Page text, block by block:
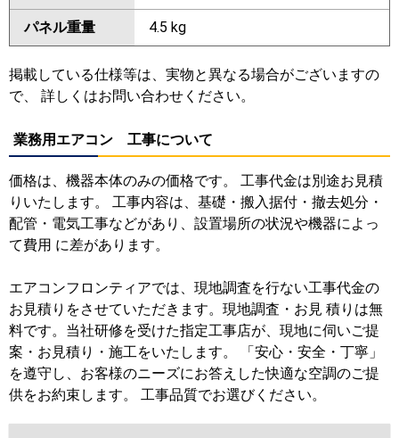
パネル重量 4.5 kg
掲載している仕様等は、実物と異なる場合がございますの
で、 詳しくはお問い合わせください。
業務用エアコン 工事について
価格は、機器本体のみの価格です。 工事代金は別途お見積
りいたします。 工事内容は、基礎・搬入据付・撤去処分・
配管・電気工事などがあり、設置場所の状況や機器によっ
て費用 に差があります。
エアコンフロンティアでは、現地調査を行ない工事代金の
お見積りをさせていただきます。現地調査・お見 積りは無
料です。当社研修を受けた指定工事店が、現地に伺いご提
案・お見積り・施工をいたします。 「安心・安全・丁寧」
を遵守し、お客様のニーズにお答えした快適な空調のご提
供をお約束します。 工事品質でお選びください。